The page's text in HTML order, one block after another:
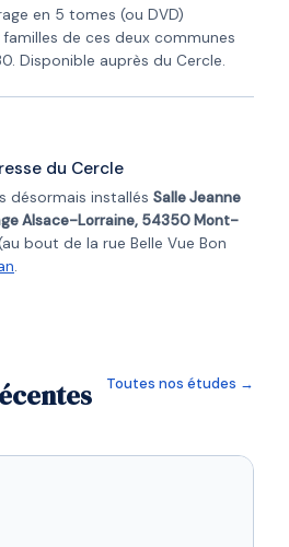
en 5 tomes (ou DVD)
de ces deux communes
Disponible auprès du Cercle.
du Cercle
désormais installés Salle Jeanne
Alsace-Lorraine, 54350 Mont-
bout de la rue Belle Vue Bon
.
Toutes nos études →